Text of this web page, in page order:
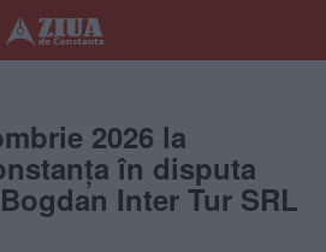
2026 la
în disputa
Inter Tur SRL